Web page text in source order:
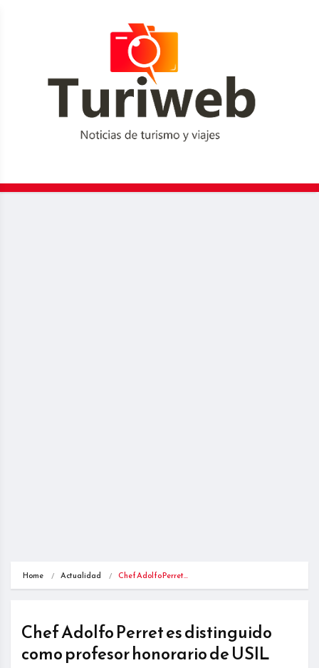
Home Actualidad Chef Adolfo Perret…
Chef Adolfo Perret es distinguido
como profesor honorario de USIL